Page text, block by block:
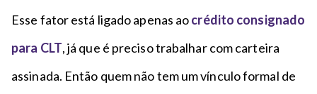
Esse fator está ligado apenas aocrédito consignado
para CLT, já que é preciso trabalhar com carteira
assinada. Então quem não tem um vínculo formal de